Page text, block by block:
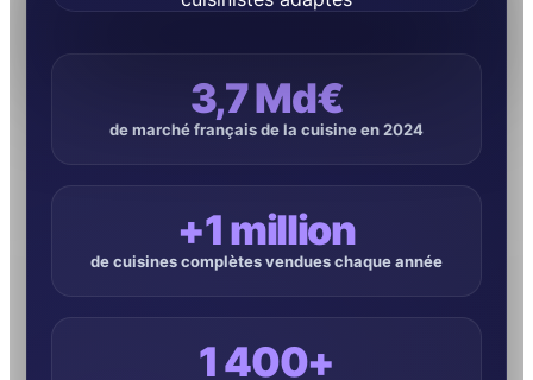
3,7 Md€
de marché français de la cuisine en 2024
+1 million
de cuisines complètes vendues chaque année
1 400+